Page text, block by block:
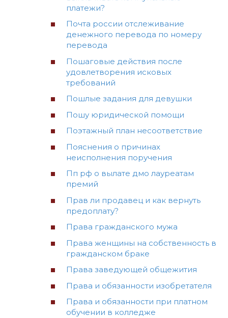
платежи?
Почта россии отслеживание
денежного перевода по номеру
перевода
Пошаговые действия после
удовлетворения исковых
требований
Пошлые задания для девушки
Пошу юридической помощи
Поэтажный план несоответствие
Пояснения о причинах
неисполнения поручения
Пп рф о вылате дмо лауреатам
премий
Прав ли продавец и как вернуть
предоплату?
Права гражданского мужа
Права женщины на собственность в
гражданском браке
Права заведующей общежития
Права и обязанности изобретателя
Права и обязанности при платном
обучении в колледже